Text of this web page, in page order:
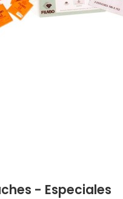
- Especiales